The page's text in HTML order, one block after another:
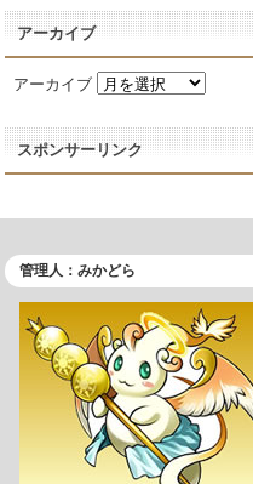
アーカイブ
アーカイブ
スポンサーリンク
管理人：みかどら